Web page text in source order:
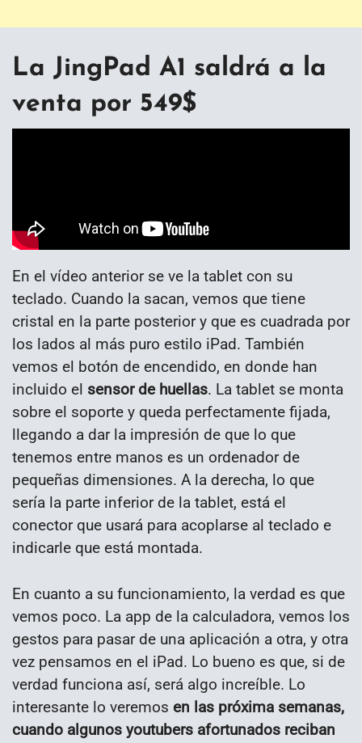
La JingPad A1 saldrá a la
venta por 549$
En el vídeo anterior se ve la tablet con su
teclado. Cuando la sacan, vemos que tiene
cristal en la parte posterior y que es cuadrada por
los lados al más puro estilo iPad. También
vemos el botón de encendido, en donde han
incluido el sensor de huellas. La tablet se monta
sobre el soporte y queda perfectamente fijada,
llegando a dar la impresión de que lo que
tenemos entre manos es un ordenador de
pequeñas dimensiones. A la derecha, lo que
sería la parte inferior de la tablet, está el
conector que usará para acoplarse al teclado e
indicarle que está montada.
En cuanto a su funcionamiento, la verdad es que
vemos poco. La app de la calculadora, vemos los
gestos para pasar de una aplicación a otra, y otra
vez pensamos en el iPad. Lo bueno es que, si de
verdad funciona así, será algo increíble. Lo
interesante lo veremos en las próxima semanas,
cuando algunos youtubers afortunados reciban